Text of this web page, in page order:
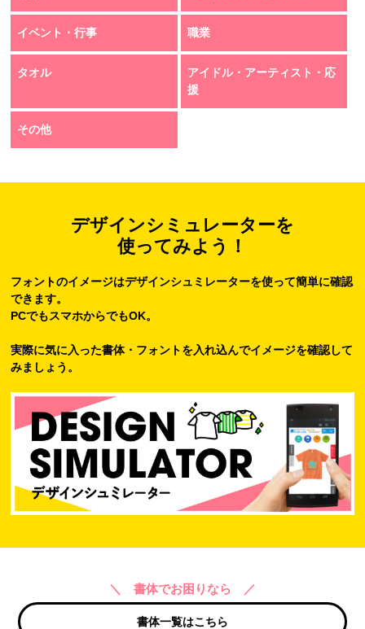
イベント・行事 職業
タオル
アイドル・アーティスト・応
援
その他
デザインシミュレーターを
使ってみよう！
フォントのイメージはデザインシュミレーターを使って簡単に確認
できます。
PCでもスマホからでもOK。
実際に気に入った書体・フォントを入れ込んでイメージを確認して
みましょう。
＼ 書体でお困りなら ／
書体一覧はこちら